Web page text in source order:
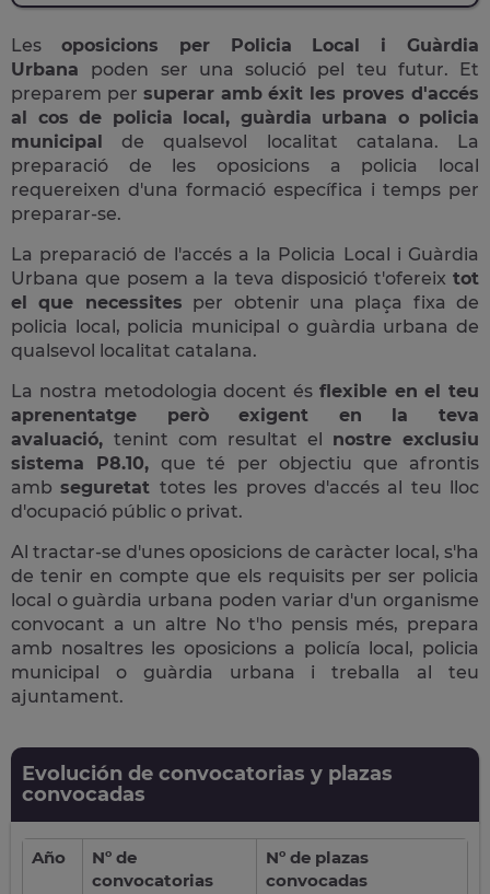
Les oposicions per Policia Local i Guàrdia
Urbana poden ser una solució pel teu futur. Et
preparem per superar amb éxit les proves d'accés
al cos de policia local, guàrdia urbana o policia
municipal de qualsevol localitat catalana. La
preparació de les oposicions a policia local
requereixen d'una formació específica i temps per
preparar-se.
La preparació de l'accés a la Policia Local i Guàrdia
Urbana que posem a la teva disposició t'ofereix tot
el que necessites per obtenir una plaça fixa de
policia local, policia municipal o guàrdia urbana de
qualsevol localitat catalana.
La nostra metodologia docent és flexible en el teu
aprenentatge però exigent en la teva
avaluació, tenint com resultat el nostre exclusiu
sistema P8.10,que té per objectiu que afrontis
ambseguretat totes les proves d'accés al teu lloc
d'ocupació públic o privat.
Al tractar-se d'unes oposicions de caràcter local, s'ha
de tenir en compte que els requisits per ser policia
local o guàrdia urbana poden variar d'un organisme
convocant a un altre No t'ho pensis més, prepara
amb nosaltres les oposicions a policía local, policia
municipal o guàrdia urbana i treballa al teu
ajuntament.
Evolución de convocatorias y plazas
convocadas
Año
Nº de
convocatorias
Nº de plazas
convocadas